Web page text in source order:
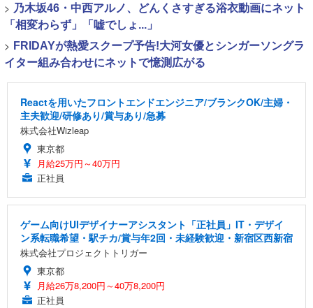
> 乃木坂46・中西アルノ、どんくさすぎる浴衣動画にネット
「相変わらず」「嘘でしょ...」
> FRIDAYが熱愛スクープ予告!大河女優とシンガーソングラ
イター組み合わせにネットで憶測広がる
Reactを用いたフロントエンドエンジニア/ブランクOK/主婦・
主夫歓迎/研修あり/賞与あり/急募
株式会社Wizleap
東京都
月給25万円～40万円
正社員
ゲーム向けUIデザイナーアシスタント「正社員」IT・デザイ
ン系転職希望・駅チカ/賞与年2回・未経験歓迎・新宿区西新宿
株式会社プロジェクトトリガー
東京都
月給26万8,200円～40万8,200円
正社員